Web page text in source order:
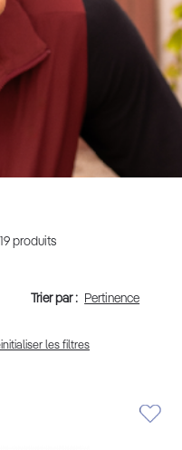
19 produits
Trier par :
les filtres